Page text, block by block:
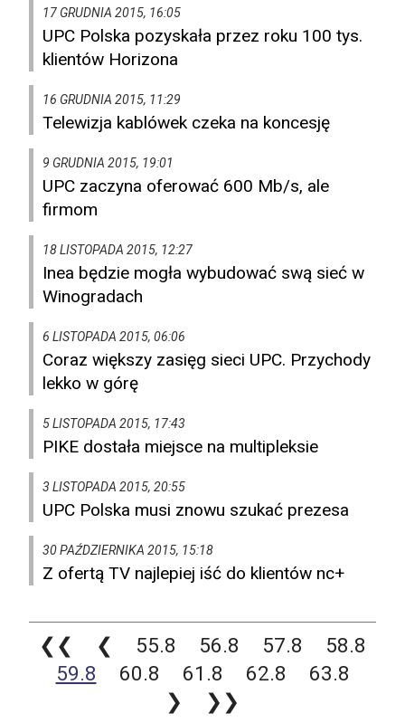
17 GRUDNIA 2015, 16:05
UPC Polska pozyskała przez roku 100 tys.
klientów Horizona
16 GRUDNIA 2015, 11:29
Telewizja kablówek czeka na koncesję
9 GRUDNIA 2015, 19:01
UPC zaczyna oferować 600 Mb/s, ale
firmom
18 LISTOPADA 2015, 12:27
Inea będzie mogła wybudować swą sieć w
Winogradach
6 LISTOPADA 2015, 06:06
Coraz większy zasięg sieci UPC. Przychody
lekko w górę
5 LISTOPADA 2015, 17:43
PIKE dostała miejsce na multipleksie
3 LISTOPADA 2015, 20:55
UPC Polska musi znowu szukać prezesa
30 PAŹDZIERNIKA 2015, 15:18
Z ofertą TV najlepiej iść do klientów nc+
❮❮ ❮ 55.8 56.8 57.8
58.8
59.8
60.8 61.8 62.8
63.8
❯
❯❯